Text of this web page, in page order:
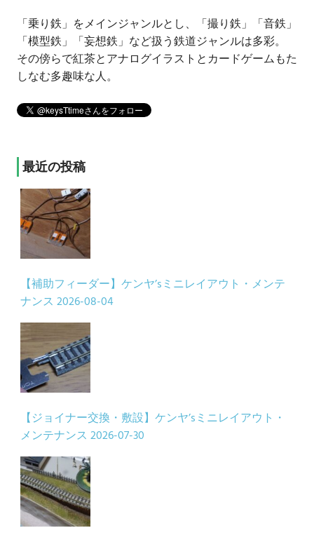
「乗り鉄」をメインジャンルとし、「撮り鉄」「音鉄」
「模型鉄」「妄想鉄」など扱う鉄道ジャンルは多彩。
その傍らで紅茶とアナログイラストとカードゲームもた
しなむ多趣味な人。
最近の投稿
【補助フィーダー】ケンヤ’sミニレイアウト・メンテ
ナンス 2026-08-04
【ジョイナー交換・敷設】ケンヤ’sミニレイアウト・
メンテナンス 2026-07-30